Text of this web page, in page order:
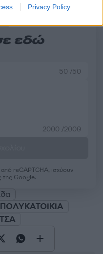
Privacy Policy
εδώ
50 /50
2000 /2000
από reCAPTCHA, ισχύουν
της Google.
ΠΟΛΥΚΑΤΟΙΚΙΑ